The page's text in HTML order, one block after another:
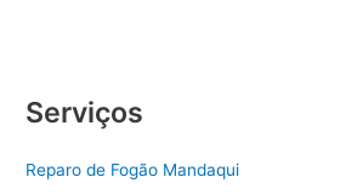
Serviços
Reparo de Fogão Mandaqui